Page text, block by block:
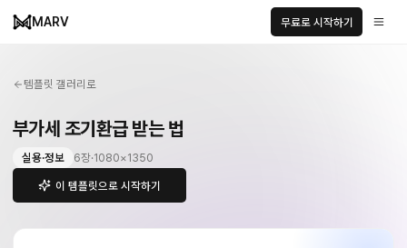
MARV 무료로 시작하기
템플릿 갤러리로
부가세 조기환급 받는 법
실용·정보 6장·1080×1350
이 템플릿으로 시작하기